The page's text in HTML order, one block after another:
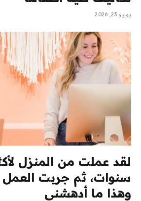
يوليو 23, 2026
سنوات، ثم جربت
وهذا ما أدهشني